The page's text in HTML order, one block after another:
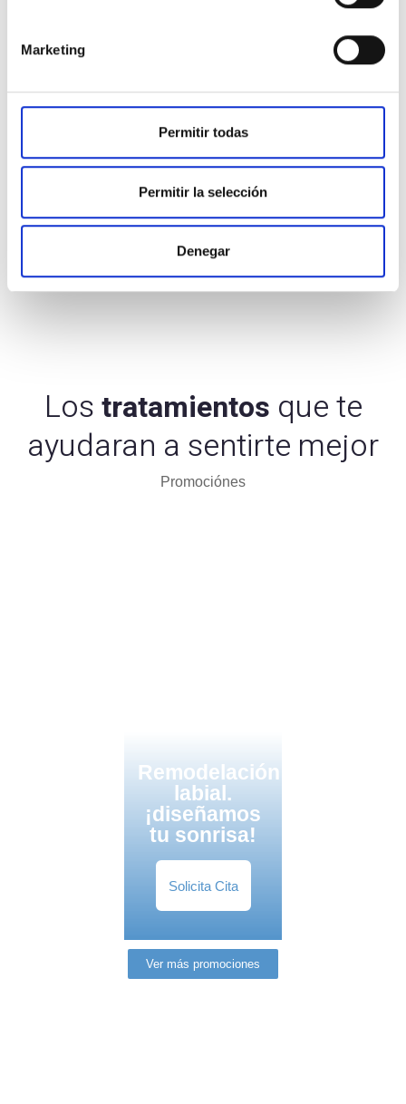
Marketing
Permitir todas
Permitir la selección
Denegar
aclara tus dudas...
Lostratamientos que te
ayudaran a sentirte mejor
Promociónes
Remodelación
labial.
¡diseñamos
tu sonrisa!
Solicita Cita
Ver más promociones